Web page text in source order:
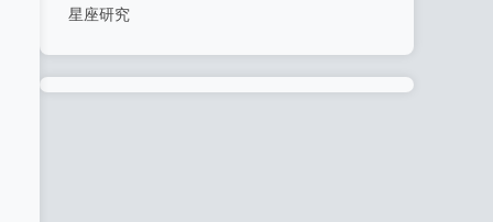
心的星座)
柔的男生
星座研究